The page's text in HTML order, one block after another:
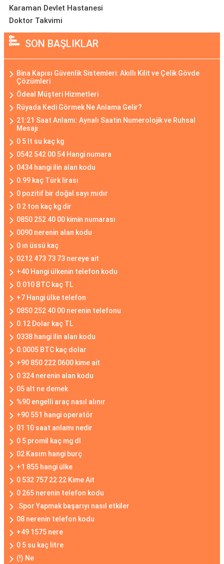
Karaman Devlet Hastanesi
Doktor Takvimi
SON BAŞLIKLAR
Bina Kapısı Güvenlik Sistemleri: Akıllı Kilit ve Çelik Gövde
Çözümleri
Ödeal Müşteri Hizmetleri
Rüyada Kedi Görmek Ne Anlama Gelir?
21:21 Saat Anlamı: Aynalı Saatin Numerolojik ve Ruhsal
Mesajı
0 5 lt su kaç kg
0542 542 00 54 Hangi numara
0434 hangi ilin alan kodu
0.99 kaç Türk lirası
0 pozitif bir doğal sayı mıdır
0 2 ton kaç kg dir
0850 252 40 00 kimin numarası
0090 nerenin alan kodu
0 ın üssü kaç
0212 473 73 73 nereye ait
+40 Hangi ülkenin telefon kodu
0.010 BTC kaç TL
+7 Hangi ülke telefon
0850 252 40 00 nerenin telefonu
0.12 Dolar kaç TL
0338 hangi ilin alan kodu
0.0005 BTC kaç dolar
+90 850 222 0600 kime ait
0 324 nerenin alan kodu
05 alt ne demek
%90 engelli araç nasıl alınır
+90 551 hangi operatör
01 10 saat anlamı nedir
0 5 promil kaç mg dl
02 Kasım hangi burç
+1 855 hangi ülke
0 532 757 22 22 Kime Ait
0 265 nerenin telefon kodu
.Spor Yapmak başarıyı nasıl etkiler
08 nerenin telefon kodu
+49 1575 nere
0 5 su kaç litre
(!) Ne